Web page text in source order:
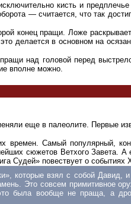
кисть и
— считается, что так
конец пращи. Ложе
делается в основном на
над головой перед
вполне можно.
еще в палеолите. Первые
времен. Самый популярный,
сюжетов Ветхого Завета. А
Судей» повествует о событиях
которые взял с собой Давид,
Это совсем примитивное
была вообще не праща, а